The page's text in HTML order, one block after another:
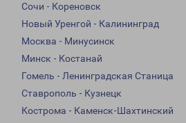
Сочи - Кореновск
Новый Уренгой - Калининград
Москва - Минусинск
Минск - Костанай
Гомель - Ленинградская Станица
Ставрополь - Кузнецк
Кострома - Каменск-Шахтинский